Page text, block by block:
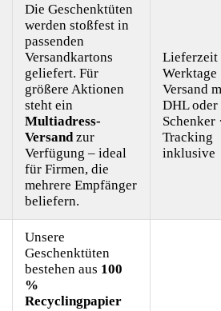
Die Geschenktüten
werden stoßfest in
passenden
Versandkartons
geliefert. Für
größere Aktionen
steht ein
Multiadress-
Versandzur
Verfügung – ideal
für Firmen, die
mehrere Empfänger
beliefern.
Lieferzeit
Werktage
Versand
DHL oder
Schenker
Tracking
inklusive
Unsere
Geschenktüten
bestehen aus 100
%
Recyclingpapier